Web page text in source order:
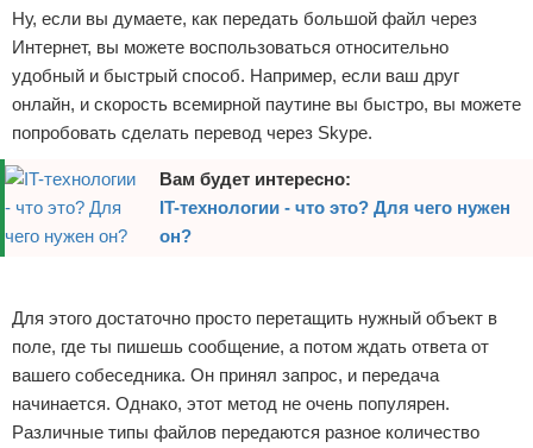
Ну, если вы думаете, как передать большой файл через
Интернет, вы можете воспользоваться относительно
удобный и быстрый способ. Например, если ваш друг
онлайн, и скорость всемирной паутине вы быстро, вы можете
попробовать сделать перевод через Skype.
Вам будет интересно:
IT-технологии - что это? Для чего нужен
он?
Для этого достаточно просто перетащить нужный объект в
поле, где ты пишешь сообщение, а потом ждать ответа от
вашего собеседника. Он принял запрос, и передача
начинается. Однако, этот метод не очень популярен.
Различные типы файлов передаются разное количество